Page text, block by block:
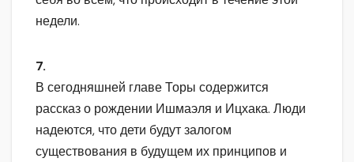
недели.
7.
В сегодняшней главе Торы содержится
рассказ о рождении Ишмаэля и Ицхака. Люди
надеются, что дети будут залогом
существования в будущем их принципов и